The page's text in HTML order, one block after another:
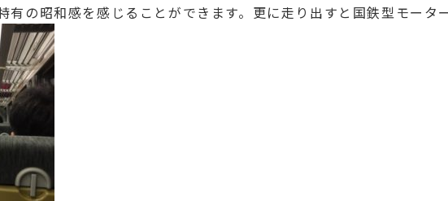
有の昭和感を感じることができます。更に走り出すと国鉄型モータ